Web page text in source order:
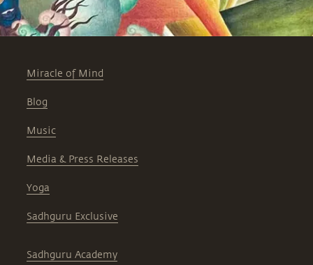
Miracle of Mind
Blog
Music
Media & Press Releases
Yoga
Sadhguru Exclusive
Sadhguru Academy